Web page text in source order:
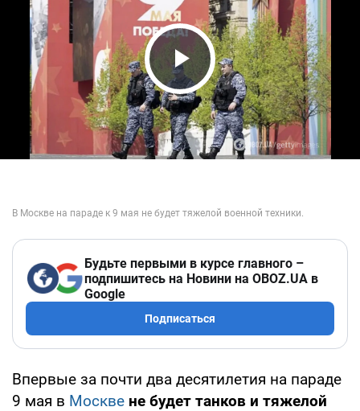
Play Video
Будьте первыми в курсе главного –
подпишитесь на Новини на OBOZ.UA в
Google
Подписаться
Впервые за почти два десятилетия на параде
9 мая в Москве не будет танков и тяжелой